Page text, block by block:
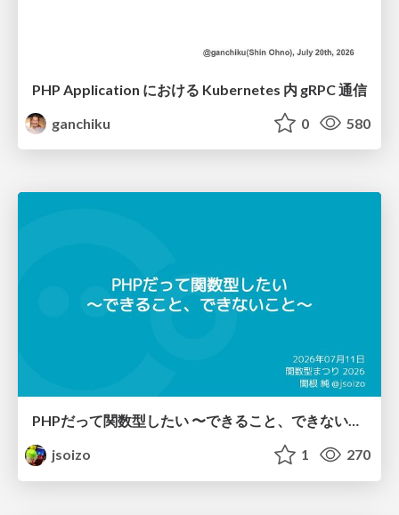
PHP Application における Kubernetes 内 gRPC 通信
ganchiku
0 580
PHPだって関数型したい 〜できること、できないこと〜 / fp-in-php
jsoizo
1 270